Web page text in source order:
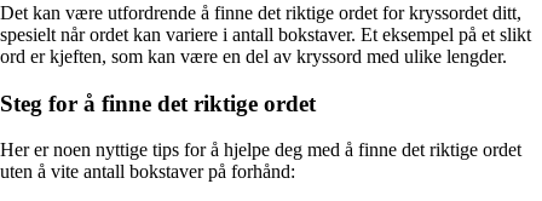
Det kan være utfordrende å finne det riktige ordet for kryssordet ditt,
spesielt når ordet kan variere i antall bokstaver. Et eksempel på et slikt
ord er kjeften, som kan være en del av kryssord med ulike lengder.
Steg for å finne det riktige ordet
Her er noen nyttige tips for å hjelpe deg med å finne det riktige ordet
uten å vite antall bokstaver på forhånd: